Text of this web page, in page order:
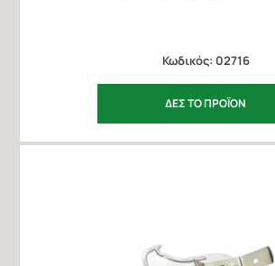
Κωδικός: 02716
ΔΕΣ ΤΟ ΠΡΟΪΟΝ